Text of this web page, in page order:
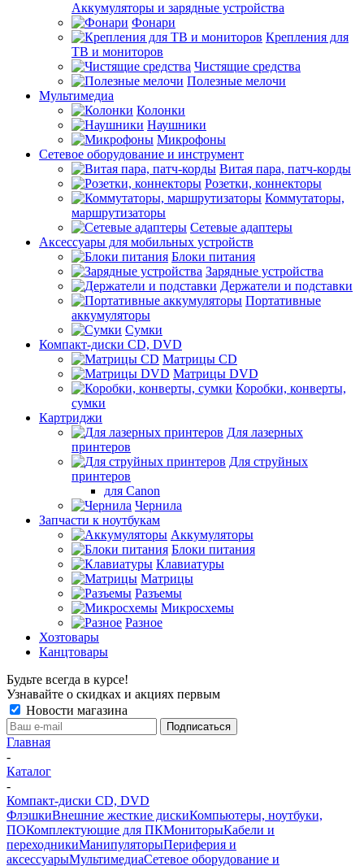
Аккумуляторы и зарядные устройства
Фонари
Крепления для
ТВ и мониторов
Чистящие средства
Полезные мелочи
Мультимедиа
Колонки
Наушники
Микрофоны
Сетевое оборудование и инструмент
Витая пара, патч-корды
Розетки, коннекторы
Коммутаторы,
маршрутизаторы
Сетевые адаптеры
Аксессуары для мобильных устройств
Блоки питания
Зарядные устройства
Держатели и подставки
Портативные
аккумуляторы
Сумки
Компакт-диски CD, DVD
Матрицы CD
Матрицы DVD
Коробки, конверты,
сумки
Картриджи
Для лазерных
принтеров
Для струйных
принтеров
для Canon
Чернила
Запчасти к ноутбукам
Аккумуляторы
Блоки питания
Клавиатуры
Матрицы
Разъемы
Микросхемы
Разное
Хозтовары
Канцтовары
Будьте всегда в курсе!
Узнавайте о скидках и акциях первым
Новости магазина
Главная
-
Каталог
-
Компакт-диски CD, DVD
ФлэшкиВнешние жесткие дискиКомпьютеры, ноутбуки,
ПОКомплектующие для ПКМониторыКабели и
переходникиМанипуляторыПериферия и
аксессуарыМультимедиаСетевое оборудование и